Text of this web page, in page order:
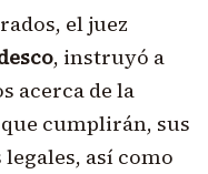
el juez
, instruyó a
acerca de la
cumplirán, sus
así como